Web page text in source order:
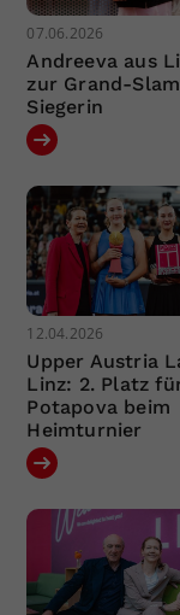
07.06.2026
Andreeva aus
zur Grand-
Siegerin
12.04.2026
Upper Austria
Linz: 2. Platz
Potapova beim
Heimturnier